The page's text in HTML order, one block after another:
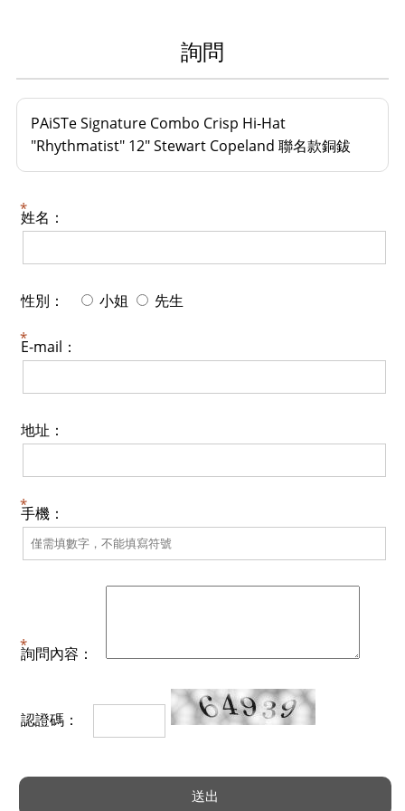
詢問
PAiSTe Signature Combo Crisp Hi-Hat
"Rhythmatist" 12" Stewart Copeland 聯名款銅鈸
姓名：
性別： 小姐 先生
E-mail：
地址：
手機：
詢問內容：
認證碼：